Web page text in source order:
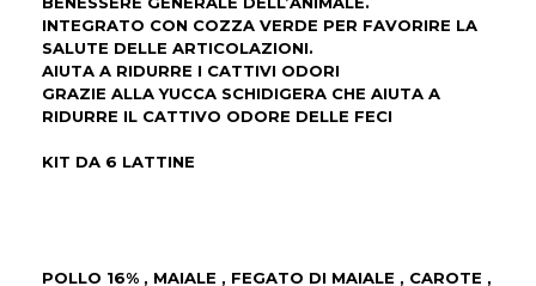
INTEGRATO CON COZZA VERDE PER FAVORIRE LA
SALUTE DELLE ARTICOLAZIONI.
AIUTA A RIDURRE I CATTIVI ODORI
GRAZIE ALLA YUCCA SCHIDIGERA CHE AIUTA A
RIDURRE IL CATTIVO ODORE DELLE FECI
KIT DA 6 LATTINE
POLLO 16% , MAIALE , FEGATO DI MAIALE , CAROTE ,